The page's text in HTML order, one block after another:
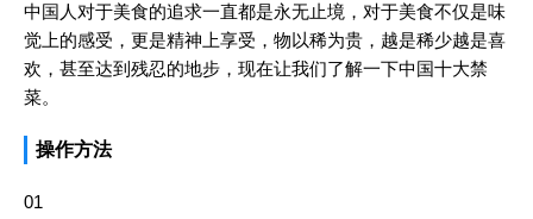
中国人对于美食的追求一直都是永无止境，对于美食不仅是味
觉上的感受，更是精神上享受，物以稀为贵，越是稀少越是喜
欢，甚至达到残忍的地步，现在让我们了解一下中国十大禁
菜。
操作方法
01